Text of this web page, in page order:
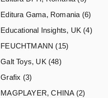
Editura Gama, Romania (6)
Educational Insights, UK (4)
FEUCHTMANN (15)
Galt Toys, UK (48)
Grafix (3)
MAGPLAYER, CHINA(2)